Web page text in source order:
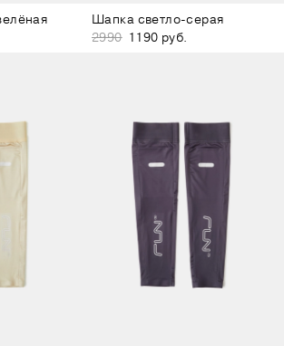
Шапка светло-серая
2990 1190 руб.